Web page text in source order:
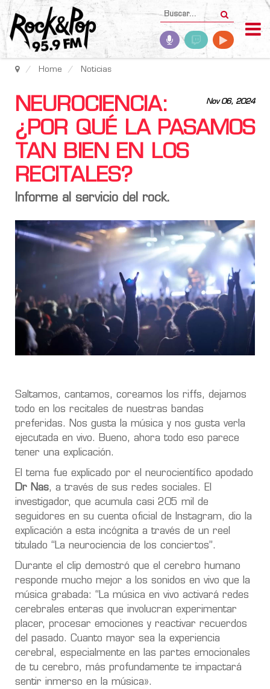
Home Noticias
Nov 06, 2024
NEUROCIENCIA:
¿POR QUÉ LA PASAMOS
TAN BIEN EN LOS
RECITALES?
Informe al servicio del rock.
Saltamos, cantamos, coreamos los riffs, dejamos
todo en los recitales de nuestras bandas
preferidas. Nos gusta la música y nos gusta verla
ejecutada en vivo. Bueno, ahora todo eso parece
tener una explicación.
El tema fue explicado por el neurocientífico apodado
Dr Nas, a través de sus redes sociales. El
investigador, que acumula casi 205 mil de
seguidores en su cuenta oficial de Instagram, dio la
explicación a esta incógnita a través de un reel
titulado “La neurociencia de los conciertos”.
Durante el clip demostró que el cerebro humano
responde mucho mejor a los sonidos en vivo que la
música grabada: “La música en vivo activará redes
cerebrales enteras que involucran experimentar
placer, procesar emociones y reactivar recuerdos
del pasado. Cuanto mayor sea la experiencia
cerebral, especialmente en las partes emocionales
de tu cerebro, más profundamente te impactará
sentir inmerso en la música».